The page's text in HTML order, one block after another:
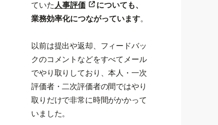
ていた 人事評価
についても、
業務効率化につながっています。
以前は提出や返却、フィードバッ
クのコメントなどをすべてメール
でやり取りしており、本人・一次
評価者・二次評価者の間ではやり
取りだけで非常に時間がかかって
いました。